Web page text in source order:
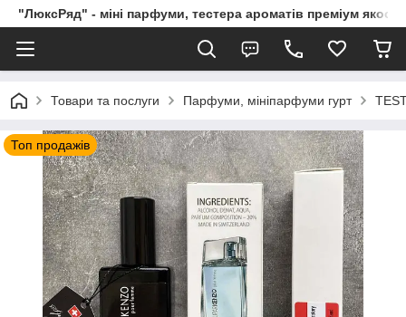
"ЛюксРяд" - міні парфуми, тестера ароматів преміум
Товари та послуги Парфуми, мініпарфуми гурт
Топ продажів